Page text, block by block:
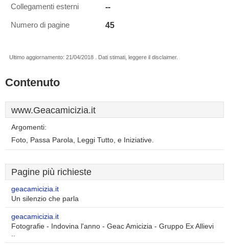
Collegamenti esterni --
Numero di pagine 45
Ultimo aggiornamento: 21/04/2018 . Dati stimati, leggere il disclaimer.
Contenuto
www.Geacamicizia.it
Argomenti:
Foto, Passa Parola, Leggi Tutto, e Iniziative.
Pagine più richieste
geacamicizia.it
Un silenzio che parla
geacamicizia.it
Fotografie - Indovina l'anno - Geac Amicizia - Gruppo Ex Allievi
..